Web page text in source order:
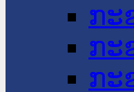
ກະ
ກະ
ກະ